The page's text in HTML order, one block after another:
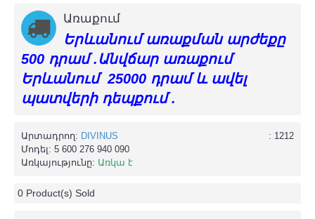
Առաքում
Երևանում առաքման արժեքը
500 դրամ .Անվճար առաքում
Երևանում 25000 դրամ և ավել
պատվերի դեպքում .
: 1212
Արտադրող: DIVINUS
Մոդել: 5 600 276 940 090
Առկայությունը: Առկա է
0 Product(s) Sold